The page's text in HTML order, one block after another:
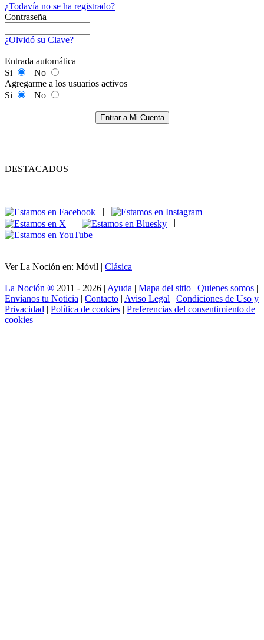
¿Todavía no se ha registrado?
Contraseña
¿Olvidó su Clave?
Entrada automática
Si
No
Agregarme a los usuarios activos
Si
No
Entrar a Mi Cuenta
DESTACADOS
|
|
|
|
Ver La Noción en: Móvil | Clásica
La Noción ® 2011 - 2026 | Ayuda | Mapa del sitio | Quienes somos |
Envíanos tu Noticia | Contacto | Aviso Legal | Condiciones de Uso y
Privacidad | Política de cookies | Preferencias del consentimiento de
cookies